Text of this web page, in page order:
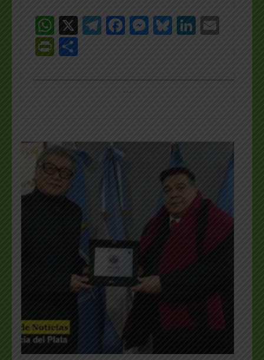
WhatsApp
X Telegram
Facebook
Messenger
Bluesky
PrintFriendly
…